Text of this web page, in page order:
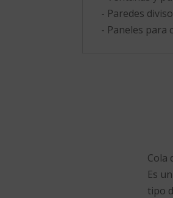
- Paredes
- Paneles para
Cola
Es
tipo